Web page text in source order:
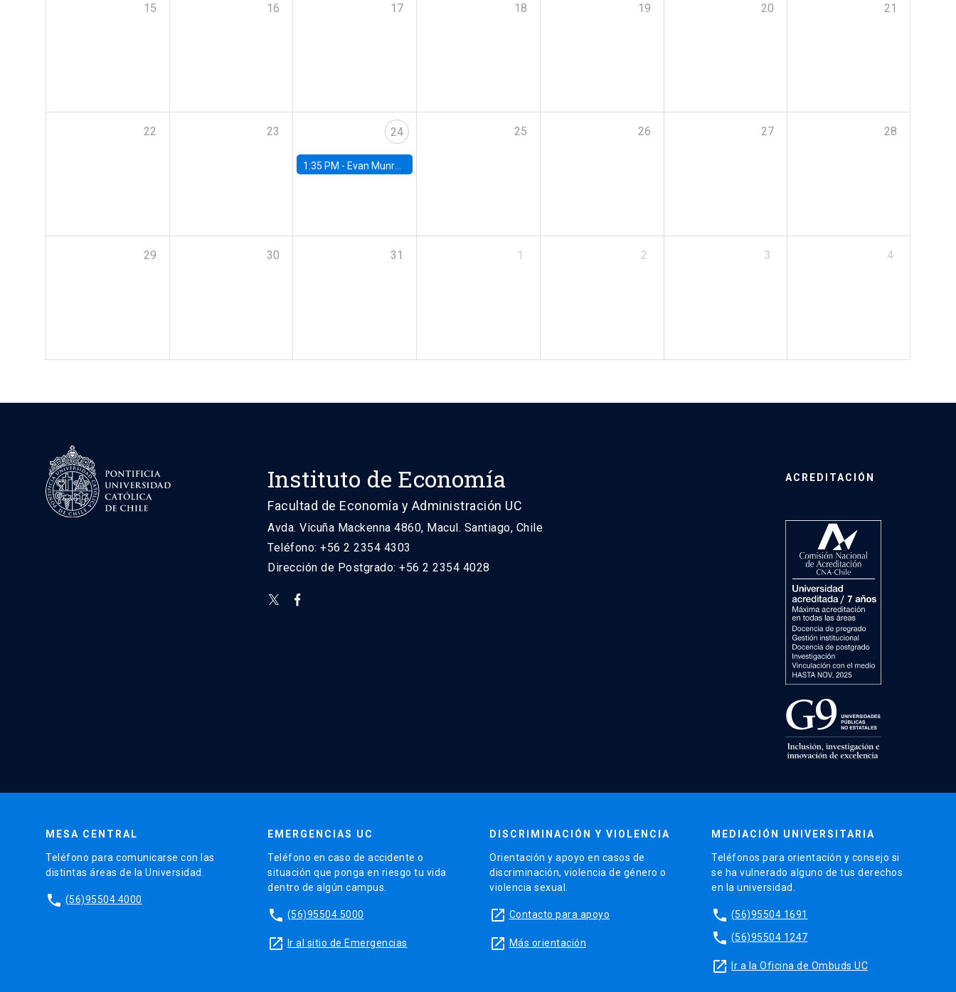
15 16 17 18 19 20 21
22 23 24
1:35 PM - Evan Munro, Neyman Visiting Assistant Professor in the Department of Statistics at UC Berkeley
25 26 27 28
29 30 31 1 2 3 4
Instituto de Economía
Facultad de Economía y Administración UC
Avda. Vicuña Mackenna 4860, Macul. Santiago, Chile
Teléfono: +56 2 2354 4303
Dirección de Postgrado: +56 2 2354 4028
ACREDITACIÓN
MESA CENTRAL
Teléfono para comunicarse con las
distintas áreas de la Universidad.
phone (56)95504 4000
EMERGENCIAS UC
Teléfono en caso de accidente o
situación que ponga en riesgo tu vida
dentro de algún campus.
phone (56)95504 5000
launch Ir al sitio de Emergencias
DISCRIMINACIÓN Y VIOLENCIA
Orientación y apoyo en casos de
discriminación, violencia de género o
violencia sexual.
launch Contacto para apoyo
launch Más orientación
MEDIACIÓN UNIVERSITARIA
Teléfonos para orientación y consejo si
se ha vulnerado alguno de tus derechos
en la universidad.
phone (56)95504 1691
phone (56)95504 1247
launch Ir a la Oficina de Ombuds UC